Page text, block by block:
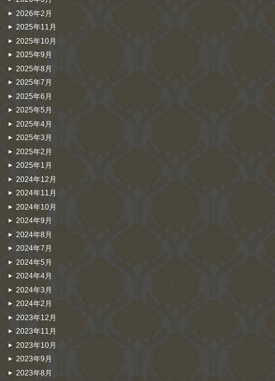
2026年2月
2025年11月
2025年10月
2025年9月
2025年8月
2025年7月
2025年6月
2025年5月
2025年4月
2025年3月
2025年2月
2025年1月
2024年12月
2024年11月
2024年10月
2024年9月
2024年8月
2024年7月
2024年5月
2024年4月
2024年3月
2024年2月
2023年12月
2023年11月
2023年10月
2023年9月
2023年8月